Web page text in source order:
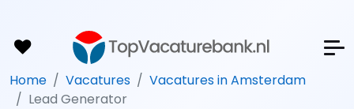
Home Vacatures
Vacatures in Amsterdam
Lead Generator